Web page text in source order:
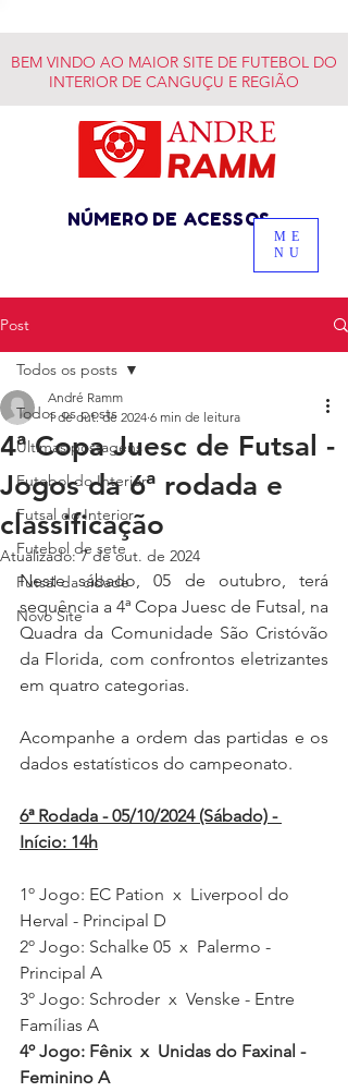
BEM VINDO AO MAIOR SITE DE FUTEBOL DO
INTERIOR DE CANGUÇU E REGIÃO
NÚMERO DE ACESSOS
ME
NU
Post
Todos os posts
Últimas postagens
Futebol do Interior
Futsal do Interior
Futebol de sete
Futsal da cidade
Novo Site
Todos os posts
4ª Copa Juesc de Futsal -
Jogos da 6ª rodada e
classificação
André Ramm
1 de out. de 2024 6 min de leitura
Atualizado:7 de out. de 2024
Neste sábado, 05 de outubro, terá
sequência a 4ª Copa Juesc de Futsal, na
Quadra da Comunidade São Cristóvão
da Florida, com confrontos eletrizantes
em quatro categorias.
Acompanhe a ordem das partidas e os
dados estatísticos do campeonato.
6ª Rodada - 05/10/2024 (Sábado) -
Início: 14h
1º Jogo: EC Pation  x  Liverpool do
Herval - Principal D
2º Jogo: Schalke 05  x  Palermo -
Principal A
3º Jogo: Schroder  x  Venske - Entre
Famílias A
4º Jogo: Fênix  x  Unidas do Faxinal -
Feminino A